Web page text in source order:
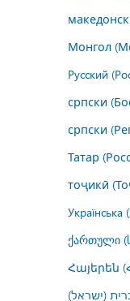
Монгол
Русский
српски
српски
Татар
тоҷикӣ
Українська
ქართული
Հայերեն
(ישראל)